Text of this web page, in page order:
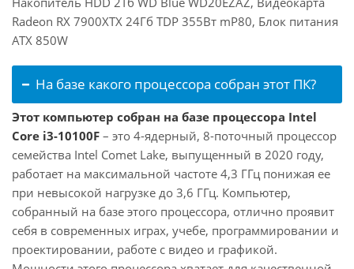
Radeon RX 7900XTX 24Гб TDP 355Вт mP80, Блок питания
ATX 850W
На базе какого процессора собран этот ПК?
Этот компьютер собран на базе процессора Intel
Core i3-10100F – это 4-ядерный, 8-поточный процессор
семейства Intel Comet Lake, выпущенный в 2020 году,
работает на максимальной частоте 4,3 ГГц понижая ее
при невысокой нагрузке до 3,6 ГГц. Компьютер,
собранный на базе этого процессора, отлично проявит
себя в современных играх, учебе, программировании и
проектировании, работе с видео и графикой.